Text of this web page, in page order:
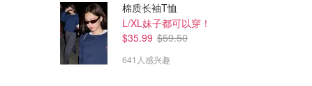
棉质长袖T恤
L/XL妹子都可以穿！
$35.99 $59.50
641人感兴趣